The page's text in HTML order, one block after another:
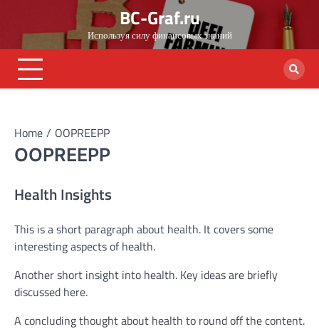
content
BC-Graf.ru
Используя силу финансовых знаний
Home OOPREEPP
OOPREEPP
Health Insights
This is a short paragraph about health. It covers some
interesting aspects of health.
Another short insight into health. Key ideas are briefly
discussed here.
A concluding thought about health to round off the content.